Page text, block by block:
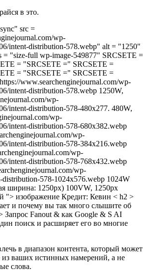
в это.
src =
wp-
intent-distribution-578.webp" alt = "1250"
= "size-full wp-image-549877" SRCSETE =
= "SRCSETE =" SRCSETE =
= "SRCSETE =" SRCSETE =
www.searchenginejournal.com/wp-
intent-distribution-578.webp 1250W,
wp-
intent-distribution-578-480x277. 480W,
wp-
intent-distribution-578-680x382.webp
wp-
intent-distribution-578-384x216.webp
wp-
intent-distribution-578-768x432.webp
wp-
distribution-578-1024x576.webp 1024W
ширина: 1250px) 100VW, 1250px
"> изображение Кредит: Кевин < h2 >
и почему вы так много слышите об
Запрос Fanout & как Google & S AI
поиск и расширяет его во многие
в диапазон контента, который может
из ваших истинных намерений, а не
слова.